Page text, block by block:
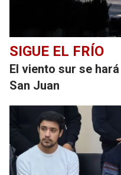
SIGUE EL FRÍO
El viento sur se
San Juan